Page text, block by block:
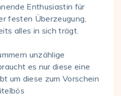
Enthusiastin für
festen Überzeugung,
alles in sich trägt.
unzählige
es nur diese eine
um diese zum Vorschein